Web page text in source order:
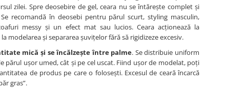
zilei. Spre deosebire de gel, ceara nu se întărește complet și
recomandă în deosebi pentru părul scurt, styling masculin,
messy și un efect mat sau lucios. Ceara acționează la
modelarea și separarea șuvițelor fără să rigidizeze excesiv.
mică și se încălzește între palme. Se distribuie uniform
părul ușor umed, cât și pe cel uscat. Fiind ușor de modelat, poți
de produs pe care o folosești. Excesul de ceară încarcă
gras”.